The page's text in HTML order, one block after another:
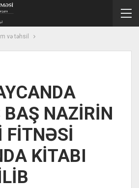
və təhsil
BAŞ NAZİRİN
FİTNƏSİ
KİTABI